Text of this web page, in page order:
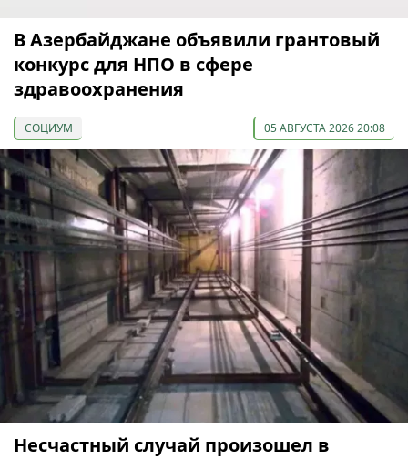
В Азербайджане объявили грантовый
конкурс для НПО в сфере
здравоохранения
СОЦИУМ 05 АВГУСТА 2026 20:08
Несчастный случай произошел в